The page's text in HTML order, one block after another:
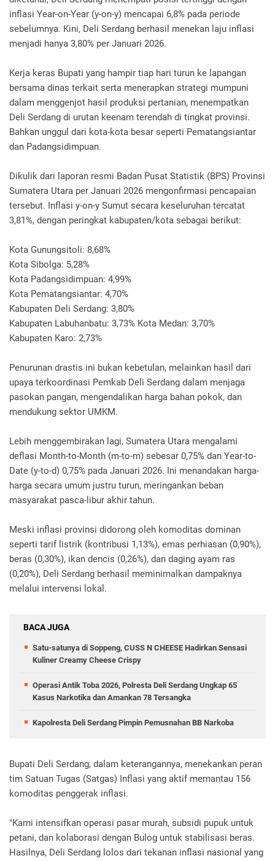
inflasi Year-on-Year (y-on-y) mencapai 6,8% pada periode
sebelumnya. Kini, Deli Serdang berhasil menekan laju inflasi
menjadi hanya 3,80% per Januari 2026.
Kerja keras Bupati yang hampir tiap hari turun ke lapangan
bersama dinas terkait serta menerapkan strategi mumpuni
dalam menggenjot hasil produksi pertanian, menempatkan
Deli Serdang di urutan keenam terendah di tingkat provinsi.
Bahkan unggul dari kota-kota besar seperti Pematangsiantar
dan Padangsidimpuan.
Dikulik dari laporan resmi Badan Pusat Statistik (BPS) Provinsi
Sumatera Utara per Januari 2026 mengonfirmasi pencapaian
tersebut. Inflasi y-on-y Sumut secara keseluruhan tercatat
3,81%, dengan peringkat kabupaten/kota sebagai berikut:
Kota Gunungsitoli: 8,68%
Kota Sibolga: 5,28%
Kota Padangsidimpuan: 4,99%
Kota Pematangsiantar: 4,70%
Kabupaten Deli Serdang: 3,80%
Kabupaten Labuhanbatu: 3,73% Kota Medan: 3,70%
Kabupaten Karo: 2,73%
Penurunan drastis ini bukan kebetulan, melainkan hasil dari
upaya terkoordinasi Pemkab Deli Serdang dalam menjaga
pasokan pangan, mengendalikan harga bahan pokok, dan
mendukung sektor UMKM.
Lebih menggembirakan lagi, Sumatera Utara mengalami
deflasi Month-to-Month (m-to-m) sebesar 0,75% dan Year-to-
Date (y-to-d) 0,75% pada Januari 2026. Ini menandakan harga-
harga secara umum justru turun, meringankan beban
masyarakat pasca-libur akhir tahun.
Meski inflasi provinsi didorong oleh komoditas dominan
seperti tarif listrik (kontribusi 1,13%), emas perhiasan (0,90%),
beras (0,30%), ikan dencis (0,26%), dan daging ayam ras
(0,20%), Deli Serdang berhasil meminimalkan dampaknya
melalui intervensi lokal.
BACA JUGA
Satu-satunya di Soppeng, CUSS N CHEESE Hadirkan Sensasi
Kuliner Creamy Cheese Crispy
Operasi Antik Toba 2026, Polresta Deli Serdang Ungkap 65
Kasus Narkotika dan Amankan 78 Tersangka
Kapolresta Deli Serdang Pimpin Pemusnahan BB Narkoba
Bupati Deli Serdang, dalam keterangannya, menekankan peran
tim Satuan Tugas (Satgas) Inflasi yang aktif memantau 156
komoditas penggerak inflasi.
"Kami intensifkan operasi pasar murah, subsidi pupuk untuk
petani, dan kolaborasi dengan Bulog untuk stabilisasi beras.
Hasilnya, Deli Serdang lolos dari tekanan inflasi nasional yang